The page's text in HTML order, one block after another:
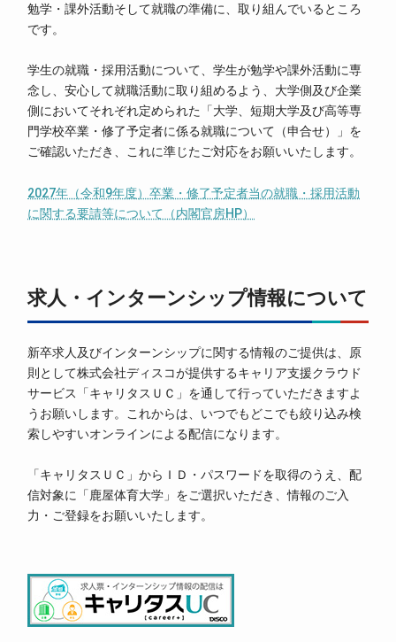
勉学・課外活動そして就職の準備に、取り組んでいるところ
です。
学生の就職・採用活動について、学生が勉学や課外活動に専
念し、安心して就職活動に取り組めるよう、大学側及び企業
側においてそれぞれ定められた「大学、短期大学及び高等専
門学校卒業・修了予定者に係る就職について（申合せ）」を
ご確認いただき、これに準じたご対応をお願いいたします。
2027年（令和9年度）卒業・修了予定者当の就職・採用活動
に関する要請等について（内閣官房HP）
求人・インターンシップ情報について
新卒求人及びインターンシップに関する情報のご提供は、原
則として株式会社ディスコが提供するキャリア支援クラウド
サービス「キャリタスＵＣ」を通して行っていただきますよ
うお願いします。これからは、いつでもどこでも絞り込み検
索しやすいオンラインによる配信になります。
「キャリタスＵＣ」からＩＤ・パスワードを取得のうえ、配
信対象に「鹿屋体育大学」をご選択いただき、情報のご入
力・ご登録をお願いいたします。